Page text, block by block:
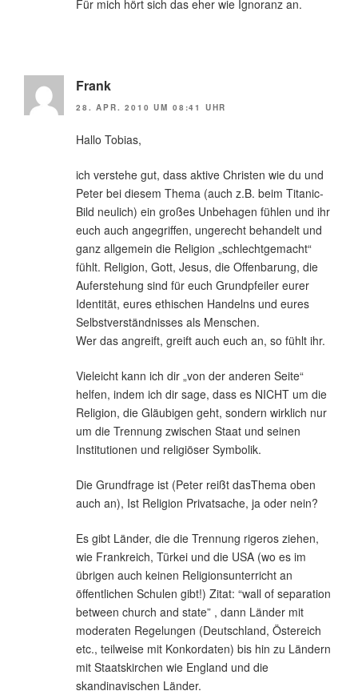
Für mich hört sich das eher wie Ignoranz an.
Frank
28. APR. 2010 UM 08:41 UHR
Hallo Tobias,
ich verstehe gut, dass aktive Christen wie du und
Peter bei diesem Thema (auch z.B. beim Titanic-
Bild neulich) ein großes Unbehagen fühlen und ihr
euch auch angegriffen, ungerecht behandelt und
ganz allgemein die Religion „schlechtgemacht“
fühlt. Religion, Gott, Jesus, die Offenbarung, die
Auferstehung sind für euch Grundpfeiler eurer
Identität, eures ethischen Handelns und eures
Selbstverständnisses als Menschen.
Wer das angreift, greift auch euch an, so fühlt ihr.
Vieleicht kann ich dir „von der anderen Seite“
helfen, indem ich dir sage, dass es NICHT um die
Religion, die Gläubigen geht, sondern wirklich nur
um die Trennung zwischen Staat und seinen
Institutionen und religiöser Symbolik.
Die Grundfrage ist (Peter reißt dasThema oben
auch an), Ist Religion Privatsache, ja oder nein?
Es gibt Länder, die die Trennung rigeros ziehen,
wie Frankreich, Türkei und die USA (wo es im
übrigen auch keinen Religionsunterricht an
öffentlichen Schulen gibt!) Zitat: “wall of separation
between church and state” , dann Länder mit
moderaten Regelungen (Deutschland, Östereich
etc., teilweise mit Konkordaten) bis hin zu Ländern
mit Staatskirchen wie England und die
skandinavischen Länder.